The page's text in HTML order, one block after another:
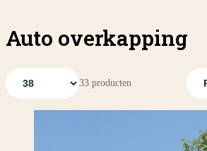
Auto overkapping
33 producten